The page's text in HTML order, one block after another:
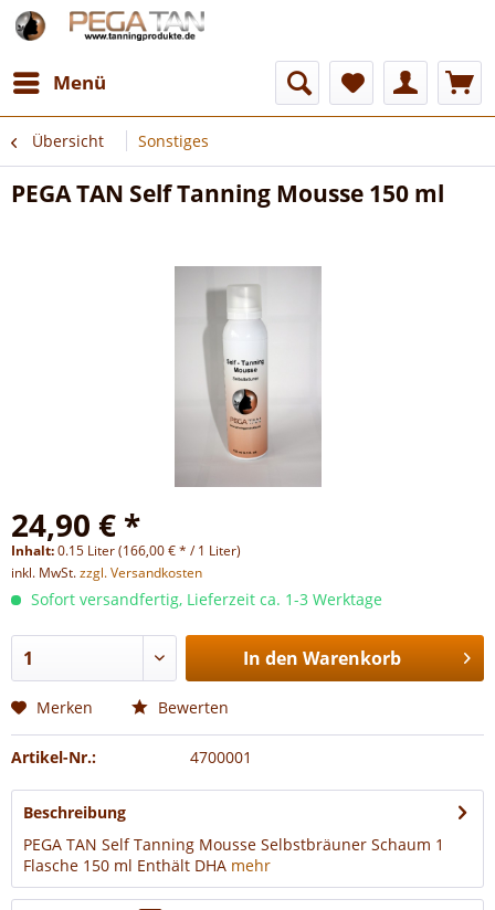
Menü
Übersicht Sonstiges
PEGA TAN Self Tanning Mousse 150 ml
24,90 € *
Inhalt:0.15 Liter (166,00 € * / 1 Liter)
inkl. MwSt.zzgl. Versandkosten
Sofort versandfertig, Lieferzeit ca. 1-3 Werktage
In den Warenkorb
Merken Bewerten
Artikel-Nr.: 4700001
Beschreibung
PEGA TAN Self Tanning Mousse Selbstbräuner Schaum 1
Flasche 150 ml Enthält DHA mehr